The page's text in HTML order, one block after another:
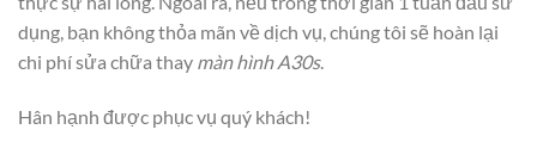
dụng, bạn không thỏa mãn về dịch vụ, chúng tôi sẽ hoàn lại
chi phí sửa chữa thay màn hình A30s.
Hân hạnh được phục vụ quý khách!